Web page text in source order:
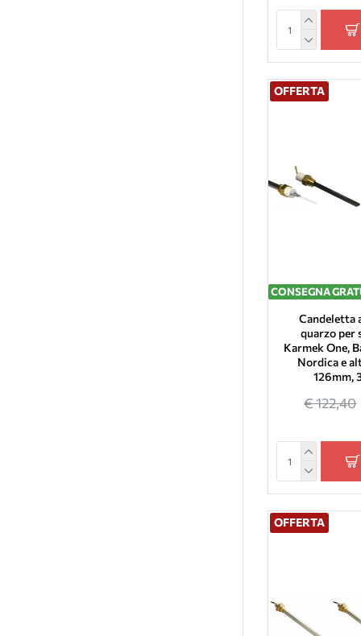
OFFERTA
CONSEGNA
Candeletta
quarzo per
Karmek One,
Nordica e
126mm,
€ 122,40
OFFERTA